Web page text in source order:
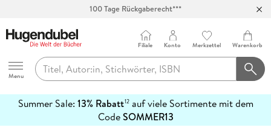
100 Tage Rückgaberecht***
Hugendubel
Menu
Filiale Konto Merkzettel Warenkorb
Summer Sale: 13% Rabatt12auf viele Sortimente mit dem
CodeSOMMER13
erfahren